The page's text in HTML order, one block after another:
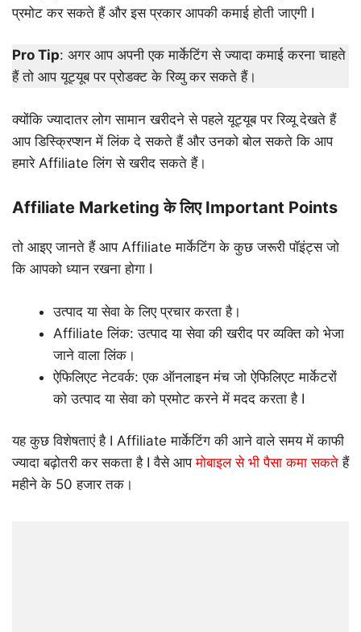
प्रमोट कर सकते हैं और इस प्रकार आपकी कमाई होती जाएगी I
Pro Tip: अगर आप अपनी एक मार्केटिंग से ज्यादा कमाई करना चाहते
हैं तो आप यूट्यूब पर प्रोडक्ट के रिव्यु कर सकते हैं।
क्योंकि ज्यादातर लोग सामान खरीदने से पहले यूट्यूब पर रिव्यू देखते हैं
आप डिस्क्रिप्शन में लिंक दे सकते हैं और उनको बोल सकते कि आप
हमारे Affiliate लिंग से खरीद सकते हैं।
Affiliate Marketing के लिए Important Points
तो आइए जानते हैं आप Affiliate मार्केटिंग के कुछ जरूरी पॉइंट्स जो
कि आपको ध्यान रखना होगा I
उत्पाद या सेवा के लिए प्रचार करता है।
Affiliate लिंक: उत्पाद या सेवा की खरीद पर व्यक्ति को भेजा
जाने वाला लिंक।
ऐफिलिएट नेटवर्क: एक ऑनलाइन मंच जो ऐफिलिएट मार्केटरों
को उत्पाद या सेवा को प्रमोट करने में मदद करता है I
यह कुछ विशेषताएं है I Affiliate मार्केटिंग की आने वाले समय में काफी
ज्यादा बढ़ोतरी कर सकता है I वैसे आपमोबाइल से भी पैसा कमा सकते हैं
महीने के 50 हजार तक।